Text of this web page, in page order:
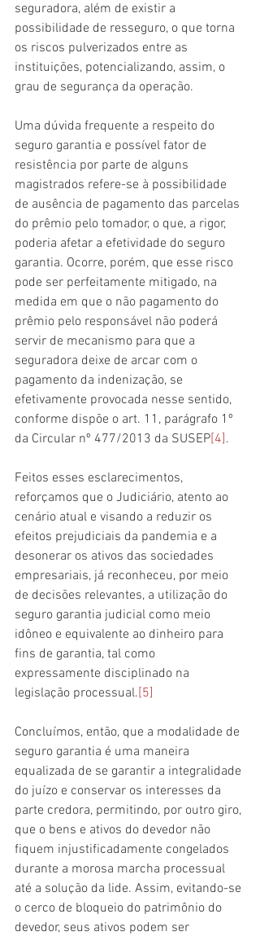
seguradora, além de existir a
possibilidade de resseguro, o que torna
os riscos pulverizados entre as
instituições, potencializando, assim, o
grau de segurança da operação.
Uma dúvida frequente a respeito do
seguro garantia e possível fator de
resistência por parte de alguns
magistrados refere-se à possibilidade
de ausência de pagamento das parcelas
do prêmio pelo tomador, o que, a rigor,
poderia afetar a efetividade do seguro
garantia. Ocorre, porém, que esse risco
pode ser perfeitamente mitigado, na
medida em que o não pagamento do
prêmio pelo responsável não poderá
servir de mecanismo para que a
seguradora deixe de arcar com o
pagamento da indenização, se
efetivamente provocada nesse sentido,
conforme dispõe o art. 11, parágrafo 1º
da Circular nº 477/2013 da SUSEP[4].
Feitos esses esclarecimentos,
reforçamos que o Judiciário, atento ao
cenário atual e visando a reduzir os
efeitos prejudiciais da pandemia e a
desonerar os ativos das sociedades
empresariais, já reconheceu, por meio
de decisões relevantes, a utilização do
seguro garantia judicial como meio
idôneo e equivalente ao dinheiro para
fins de garantia, tal como
expressamente disciplinado na
legislação processual.[5]
Concluímos, então, que a modalidade de
seguro garantia é uma maneira
equalizada de se garantir a integralidade
do juízo e conservar os interesses da
parte credora, permitindo, por outro giro,
que o bens e ativos do devedor não
fiquem injustificadamente congelados
durante a morosa marcha processual
até a solução da lide. Assim, evitando-se
o cerco de bloqueio do patrimônio do
devedor, seus ativos podem ser